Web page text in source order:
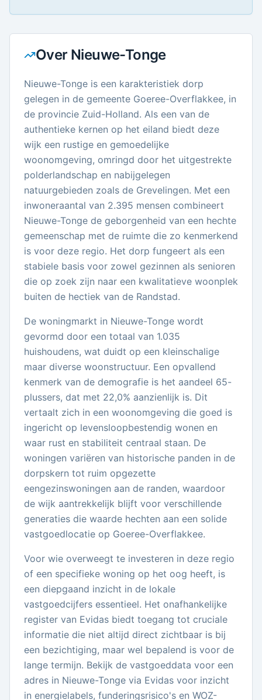
Over Nieuwe-Tonge
Nieuwe-Tonge is een karakteristiek dorp
gelegen in de gemeente Goeree-Overflakkee, in
de provincie Zuid-Holland. Als een van de
authentieke kernen op het eiland biedt deze
wijk een rustige en gemoedelijke
woonomgeving, omringd door het uitgestrekte
polderlandschap en nabijgelegen
natuurgebieden zoals de Grevelingen. Met een
inwoneraantal van 2.395 mensen combineert
Nieuwe-Tonge de geborgenheid van een hechte
gemeenschap met de ruimte die zo kenmerkend
is voor deze regio. Het dorp fungeert als een
stabiele basis voor zowel gezinnen als senioren
die op zoek zijn naar een kwalitatieve woonplek
buiten de hectiek van de Randstad.
De woningmarkt in Nieuwe-Tonge wordt
gevormd door een totaal van 1.035
huishoudens, wat duidt op een kleinschalige
maar diverse woonstructuur. Een opvallend
kenmerk van de demografie is het aandeel 65-
plussers, dat met 22,0% aanzienlijk is. Dit
vertaalt zich in een woonomgeving die goed is
ingericht op levensloopbestendig wonen en
waar rust en stabiliteit centraal staan. De
woningen variëren van historische panden in de
dorpskern tot ruim opgezette
eengezinswoningen aan de randen, waardoor
de wijk aantrekkelijk blijft voor verschillende
generaties die waarde hechten aan een solide
vastgoedlocatie op Goeree-Overflakkee.
Voor wie overweegt te investeren in deze regio
of een specifieke woning op het oog heeft, is
een diepgaand inzicht in de lokale
vastgoedcijfers essentieel. Het onafhankelijke
register van Evidas biedt toegang tot cruciale
informatie die niet altijd direct zichtbaar is bij
een bezichtiging, maar wel bepalend is voor de
lange termijn. Bekijk de vastgoeddata voor een
adres in Nieuwe-Tonge via Evidas voor inzicht
in energielabels, funderingsrisico's en WOZ-